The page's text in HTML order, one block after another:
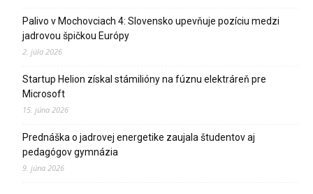
Palivo v Mochovciach 4: Slovensko upevňuje pozíciu medzi
jadrovou špičkou Európy
2. júla 2026
Startup Helion získal stámilióny na fúznu elektráreň pre
Microsoft
15. júna 2026
Prednáška o jadrovej energetike zaujala študentov aj
pedagógov gymnázia
9. júna 2026